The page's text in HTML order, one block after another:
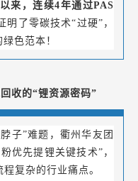
来，连续4年通过PAS
明了零碳技术“过硬”，
色范本！
收的“锂资源密码”
子”难题，衢州华友团
优先提锂关键技术”，
复杂的行业痛点。